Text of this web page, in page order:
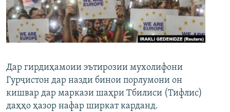
ГУЗОРИШҲОИ РАДИОӢ
Русский
Дар гирдиҳамоии эътирозии мухолифони
Гурҷистон дар назди бинои порлумони он
кишвар дар маркази шаҳри Тбилиси (Тифлис)
даҳҳо ҳазор нафар ширкат карданд.